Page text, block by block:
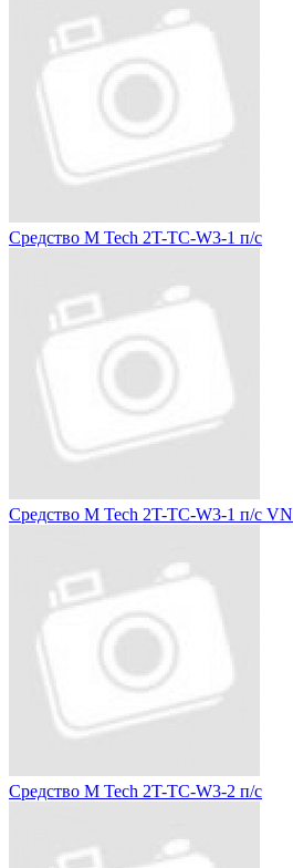
Средство M Tech 2T-TC-W3-1 п/с
Средство M Tech 2T-TC-W3-1 п/с VN
Средство M Tech 2T-TC-W3-2 п/с